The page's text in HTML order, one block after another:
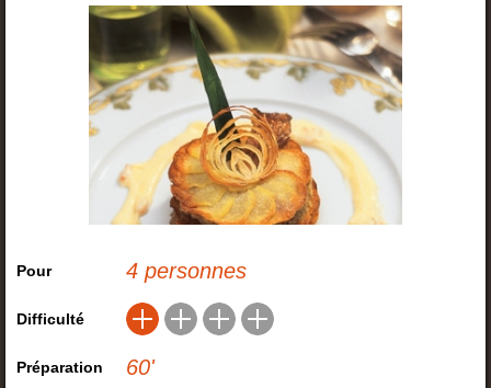
Pour 4 personnes
Difficulté
Préparation 60'